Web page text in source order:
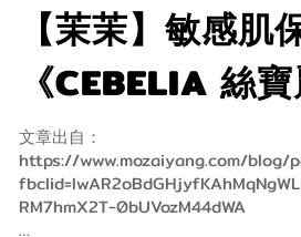
幸好CEBELIA絲麗寶【寡胜肽瞬效修
渡過不穩定，素顏肌一目瞭然飽滿、透
【茉茉】敏感肌
《CEBELIA 絲
瞬效修復霜、寡
｜嬰幼兒也能使
文章出自：
https://www.mozaiyang.com/blog/
RM7hmX2T-0bUVozM44dWA